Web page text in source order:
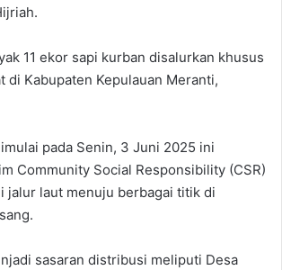
11 ekor sapi kurban disalurkan khusus
di Kabupaten Kepulauan Meranti,
pada Senin, 3 Juni 2025 ini
Community Social Responsibility (CSR)
jalur laut menuju berbagai titik di
sasaran distribusi meliputi Desa